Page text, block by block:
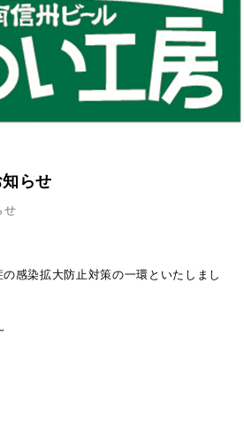
らせ
せ
感染拡大防止対策の一環といたしまし